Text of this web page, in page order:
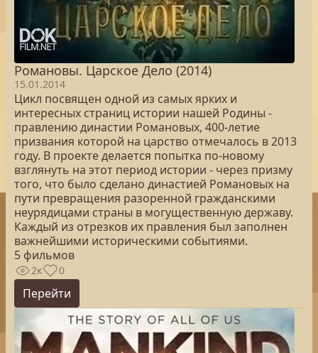
Романовы. Царское Дело (2014)
15.01.2014
Цикл посвящен одной из самых ярких и
интересных страниц истории нашей Родины -
правлению династии Романовых, 400-летие
призвания которой на царство отмечалось в 2013
году. В проекте делается попытка по-новому
взглянуть на этот период истории - через призму
того, что было сделано династией Романовых на
пути превращения разоренной гражданскими
неурядицами страны в могущественную державу.
Каждый из отрезков их правления был заполнен
важнейшими историческими событиями.
5 фильмов
2к 0
Перейти